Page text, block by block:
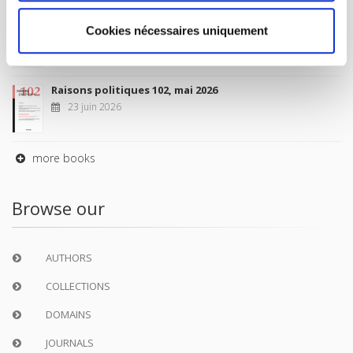
Cookies nécessaires uniquement
Sociétés contemporaines 139, 2025
6 juil. 2026
Raisons politiques 102, mai 2026
23 juin 2026
more books
Browse our
AUTHORS
COLLECTIONS
DOMAINS
JOURNALS